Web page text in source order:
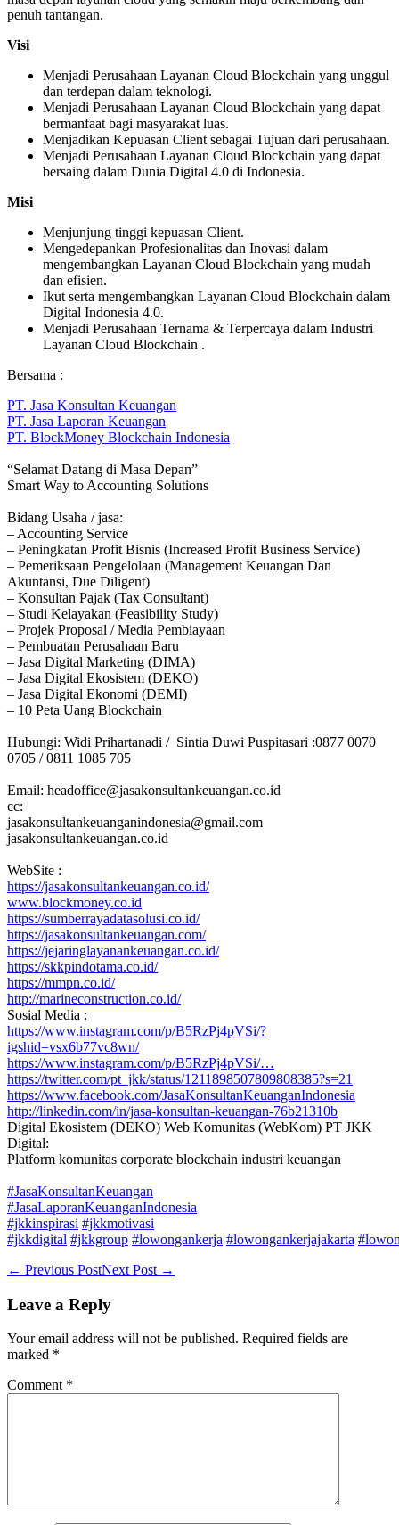
penuh tantangan.
Visi
Menjadi Perusahaan Layanan Cloud Blockchain yang unggul
dan terdepan dalam teknologi.
Menjadi Perusahaan Layanan Cloud Blockchain yang dapat
bermanfaat bagi masyarakat luas.
Menjadikan Kepuasan Client sebagai Tujuan dari perusahaan.
Menjadi Perusahaan Layanan Cloud Blockchain yang dapat
bersaing dalam Dunia Digital 4.0 di Indonesia.
Misi
Menjunjung tinggi kepuasan Client.
Mengedepankan Profesionalitas dan Inovasi dalam
mengembangkan Layanan Cloud Blockchain yang mudah
dan efisien.
Ikut serta mengembangkan Layanan Cloud Blockchain dalam
Digital Indonesia 4.0.
Menjadi Perusahaan Ternama & Terpercaya dalam Industri
Layanan Cloud Blockchain .
Bersama :
PT. Jasa Konsultan Keuangan
PT. Jasa Laporan Keuangan
PT. BlockMoney Blockchain Indonesia
“Selamat Datang di Masa Depan”
Smart Way to Accounting Solutions
Bidang Usaha / jasa:
– Accounting Service
– Peningkatan Profit Bisnis (Increased Profit Business Service)
– Pemeriksaan Pengelolaan (Management Keuangan Dan
Akuntansi, Due Diligent)
– Konsultan Pajak (Tax Consultant)
– Studi Kelayakan (Feasibility Study)
– Projek Proposal / Media Pembiayaan
– Pembuatan Perusahaan Baru
– Jasa Digital Marketing (DIMA)
– Jasa Digital Ekosistem (DEKO)
– Jasa Digital Ekonomi (DEMI)
– 10 Peta Uang Blockchain
Hubungi: Widi Prihartanadi / Sintia Duwi Puspitasari :0877 0070
0705 / 0811 1085 705
Email: headoffice@jasakonsultankeuangan.co.id
cc:
jasakonsultankeuanganindonesia@gmail.com
jasakonsultankeuangan.co.id
WebSite :
https://jasakonsultankeuangan.co.id/
www.blockmoney.co.id
https://sumberrayadatasolusi.co.id/
https://jasakonsultankeuangan.com/
https://jejaringlayanankeuangan.co.id/
https://skkpindotama.co.id/
https://mmpn.co.id/
http://marineconstruction.co.id/
Sosial Media :
https://www.instagram.com/p/B5RzPj4pVSi/?
igshid=vsx6b77vc8wn/
https://www.instagram.com/p/B5RzPj4pVSi/…
https://twitter.com/pt_jkk/status/1211898507809808385?s=21
https://www.facebook.com/JasaKonsultanKeuanganIndonesia
http://linkedin.com/in/jasa-konsultan-keuangan-76b21310b
Digital Ekosistem (DEKO) Web Komunitas (WebKom) PT JKK
Digital:
Platform komunitas corporate blockchain industri keuangan
#JasaKonsultanKeuangan
#JasaLaporanKeuanganIndonesia
#jkkinspirasi #jkkmotivasi
#jkkdigital #jkkgroup #lowongankerja #lowongankerjajakarta
Post
← Previous PostNext Post →
Leave a Reply
Your email address will not be published. Required fields are
marked *
Comment *